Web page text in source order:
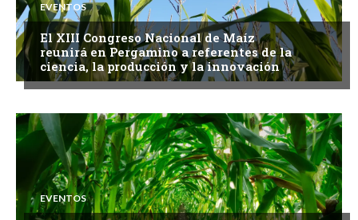
EVENTOS
El XIII Congreso Nacional de Maíz
reunirá en Pergamino a referentes de la
ciencia, la producción y la innovación
EVENTOS